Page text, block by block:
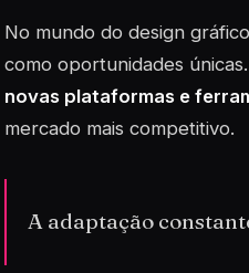
No mundo do design
como oportunidades únicas.
novas plataformas e
mercado mais competitivo.
A adaptação